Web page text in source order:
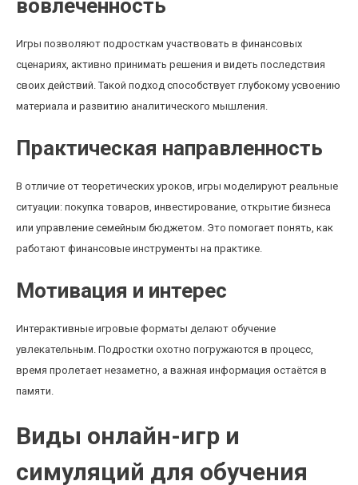
вовлеченность
Игры позволяют подросткам участвовать в финансовых
сценариях, активно принимать решения и видеть последствия
своих действий. Такой подход способствует глубокому усвоению
материала и развитию аналитического мышления.
Практическая направленность
В отличие от теоретических уроков, игры моделируют реальные
ситуации: покупка товаров, инвестирование, открытие бизнеса
или управление семейным бюджетом. Это помогает понять, как
работают финансовые инструменты на практике.
Мотивация и интерес
Интерактивные игровые форматы делают обучение
увлекательным. Подростки охотно погружаются в процесс,
время пролетает незаметно, а важная информация остаётся в
памяти.
Виды онлайн-игр и
симуляций для обучения